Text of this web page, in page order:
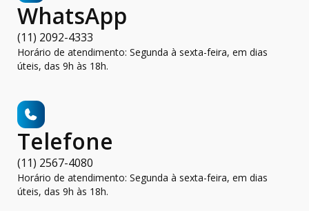
WhatsApp
(11) 2092-4333
Horário de atendimento: Segunda à sexta-feira, em dias
úteis, das 9h às 18h.
Telefone
(11) 2567-4080
Horário de atendimento: Segunda à sexta-feira, em dias
úteis, das 9h às 18h.